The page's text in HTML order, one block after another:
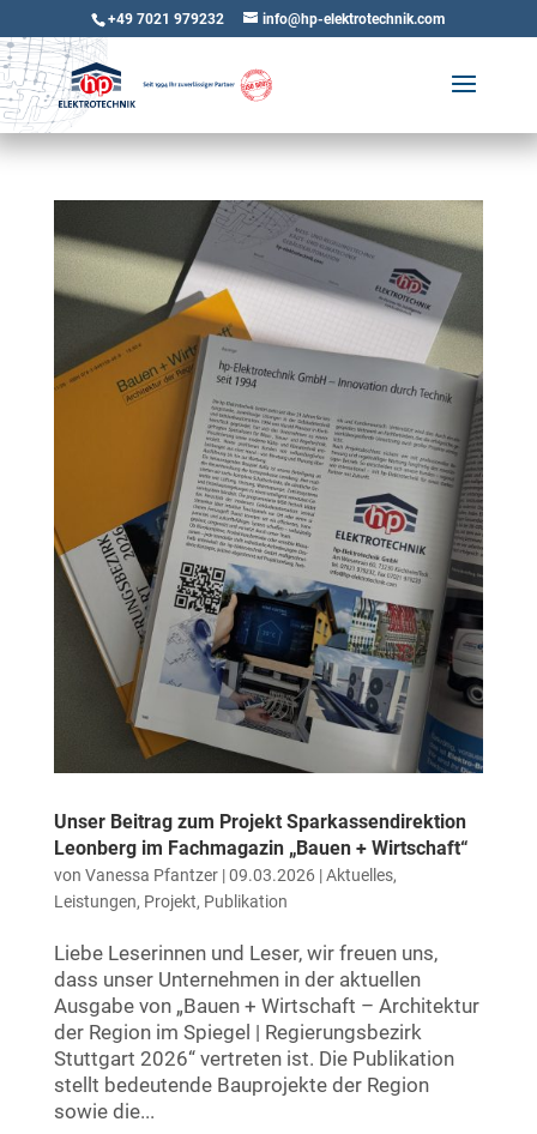
+49 7021 979232 info@hp-elektrotechnik.com
Unser Beitrag zum Projekt Sparkassendirektion
Leonberg im Fachmagazin „Bauen + Wirtschaft“
von Vanessa Pfantzer|09.03.2026 |Aktuelles,
Leistungen, Projekt, Publikation
Liebe Leserinnen und Leser, wir freuen uns,
dass unser Unternehmen in der aktuellen
Ausgabe von „Bauen + Wirtschaft – Architektur
der Region im Spiegel | Regierungsbezirk
Stuttgart 2026“ vertreten ist. Die Publikation
stellt bedeutende Bauprojekte der Region
sowie die...